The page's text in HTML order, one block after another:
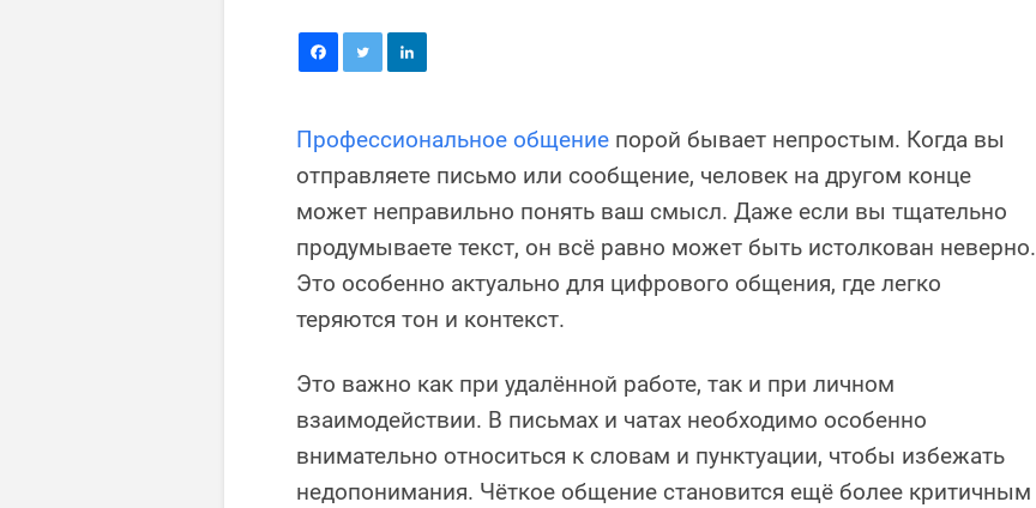
Профессиональное общение порой бывает непростым. Когда вы
отправляете письмо или сообщение, человек на другом конце
может неправильно понять ваш смысл. Даже если вы тщательно
продумываете текст, он всё равно может быть истолкован неверно.
Это особенно актуально для цифрового общения, где легко
теряются тон и контекст.
Это важно как при удалённой работе, так и при личном
взаимодействии. В письмах и чатах необходимо особенно
внимательно относиться к словам и пунктуации, чтобы избежать
недопонимания. Чёткое общение становится ещё более критичным